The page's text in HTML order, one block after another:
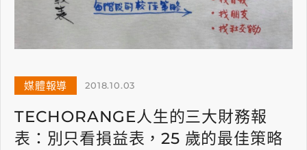
媒體報導 2018.10.03
TECHORANGE人生的三大財務報
表：別只看損益表，25 歲的最佳策略